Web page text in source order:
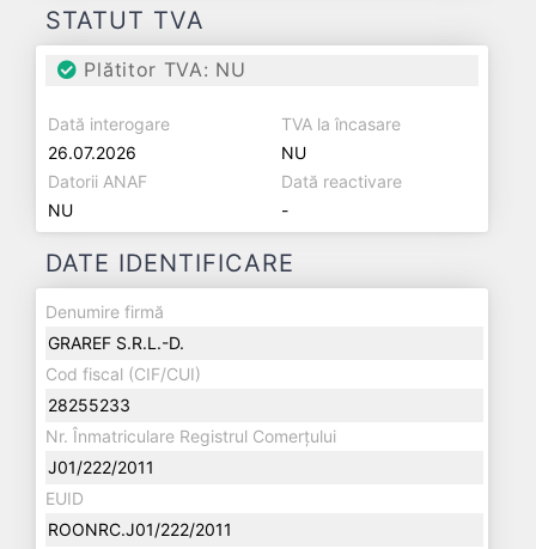
STATUT TVA
Plătitor TVA: NU
Dată interogare
26.07.2026
TVA la încasare
NU
Datorii ANAF
NU
Dată reactivare
-
DATE IDENTIFICARE
Denumire firmă
GRAREF S.R.L.-D.
Cod fiscal (CIF/CUI)
28255233
Nr. Înmatriculare Registrul Comerțului
J01/222/2011
EUID
ROONRC.J01/222/2011